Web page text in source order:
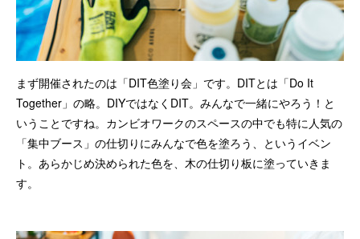
まず開催されたのは「DIT色塗り会」です。DITとは「Do It
Together」の略。DIYではなくDIT。みんなで一緒にやろう！と
いうことですね。カンビオワークのスペースの中でも特に人気の
「集中ブース」の仕切りにみんなで色を塗ろう、というイベン
ト。あらかじめ決められた色を、木の仕切り板に塗っていきま
す。